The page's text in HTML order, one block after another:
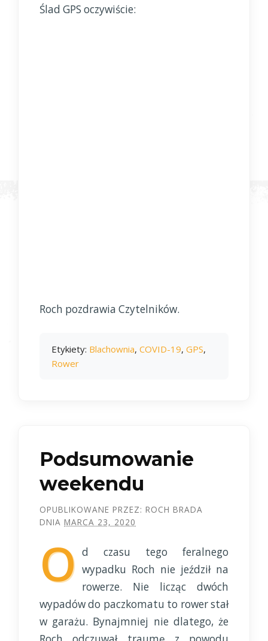
Ślad GPS oczywiście:
Roch pozdrawia Czytelników.
Etykiety: Blachownia, COVID-19, GPS,
Rower
Podsumowanie
weekendu
OPUBLIKOWANE PRZEZ: ROCH BRADA
DNIA MARCA 23, 2020
O d czasu tego feralnego
wypadku Roch nie jeździł na
rowerze. Nie licząc dwóch
wypadów do paczkomatu to rower stał
w garażu. Bynajmniej nie dlatego, że